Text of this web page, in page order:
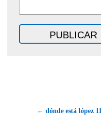
← dónde está lópez 11